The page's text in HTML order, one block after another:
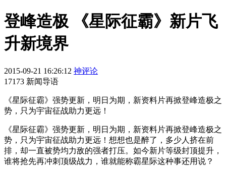
登峰造极 《星际征霸》新片飞
升新境界
2015-09-21 16:26:12 神评论
17173 新闻导语
​《星际征霸》强势更新，明日为期，新资料片再掀登峰造极之
势，只为宇宙征战助力更远！
《星际征霸》强势更新，明日为期，新资料片再掀登峰造极之
势，只为宇宙征战助力更远！想想也是醉了，多少人挤在前
排，却一直被势均力敌的强者打压。如今新片等级封顶提升，
谁将抢先再冲刺顶级战力，谁就能称霸星际这种事还用说？